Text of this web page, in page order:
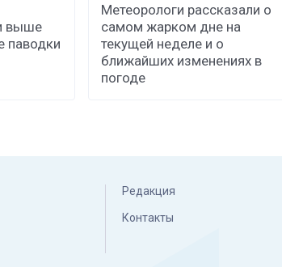
выше
паводки
Метеорологи рассказали о
самом жарком дне на
текущей неделе и о
ближайших изменениях в
погоде
Редакция
Контакты